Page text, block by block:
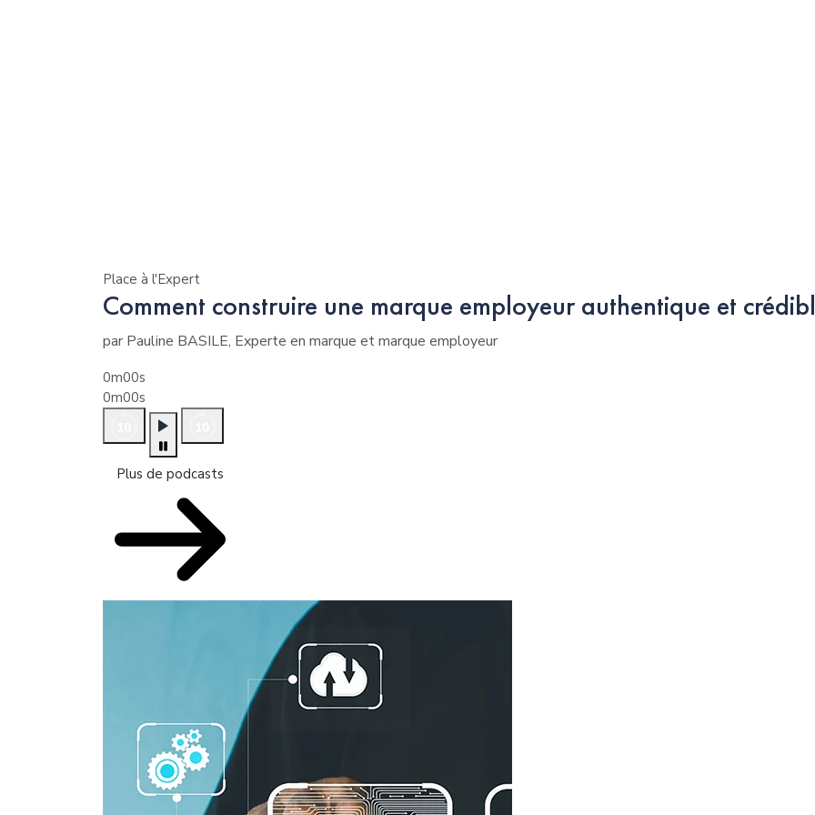
Place à l'Expert
Comment construire une marque employeur authentique et
par Pauline BASILE, Experte en marque et marque employeur
0m00s
0m00s
Plus de podcasts